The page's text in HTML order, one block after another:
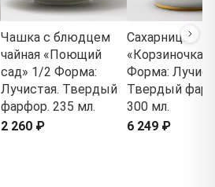
Чашка с блюдцем
чайная «Поющий
сад» 1/2 Форма:
Лучистая. Твердый
фарфор. 235 мл.
2 260 ₽
Сахарница
«Корзиночка»
Форма:
Твердый
300 мл.
6 249 ₽